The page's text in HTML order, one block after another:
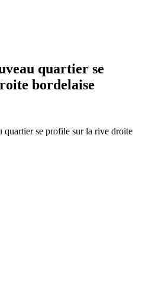
quartier se
bordelaise
quartier se profile sur la rive droite